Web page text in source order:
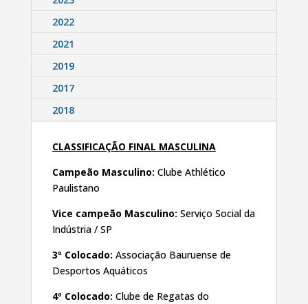
2022
2021
2019
2017
2018
CLASSIFICAÇÃO FINAL MASCULINA
Campeão Masculino: Clube Athlético
Paulistano
Vice campeão Masculino: Serviço Social da
Indústria / SP
3º Colocado: Associação Bauruense de
Desportos Aquáticos
4º Colocado: Clube de Regatas do